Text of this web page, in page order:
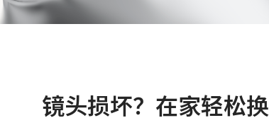
镜头损坏？在家轻松换